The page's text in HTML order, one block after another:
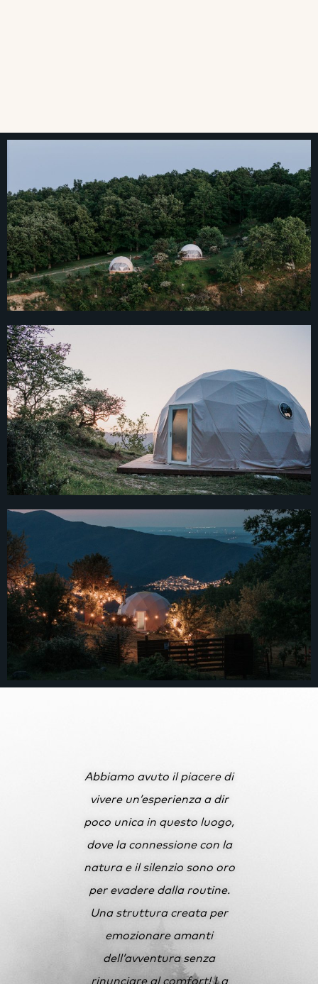
Abbiamo avuto il piacere di
vivere un’esperienza a dir
poco unica in questo luogo,
dove la connessione con la
natura e il silenzio sono oro
per evadere dalla routine.
Una struttura creata per
emozionare amanti
dell’avventura senza
rinunciare al comfort!La